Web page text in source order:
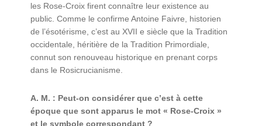
les Rose-Croix firent connaître leur existence au
public. Comme le confirme Antoine Faivre, historien
de l’ésotérisme, c’est au XVII e siècle que la Tradition
occidentale, héritière de la Tradition Primordiale,
connut son renouveau historique en prenant corps
dans le Rosicrucianisme.
A. M. : Peut-on considérer que c’est à cette
époque que sont apparus le mot « Rose-Croix »
et le symbole correspondant ?